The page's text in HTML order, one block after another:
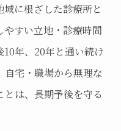
に根ざした診療所と
やすい立地・診療時間
年、20年と通い続け
宅・職場から無理な
とは、長期予後を守る